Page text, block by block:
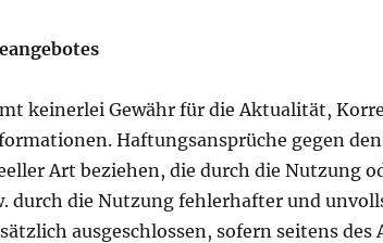
keinerlei Gewähr für die Aktualität,
Haftungsansprüche gegen
Art beziehen, die durch die Nutzung
durch die Nutzung fehlerhafter und
ausgeschlossen, sofern seitens